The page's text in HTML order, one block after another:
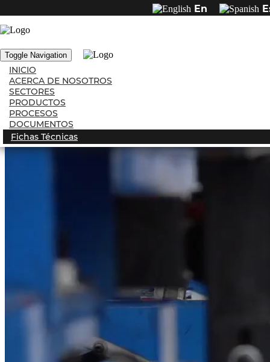
En
Toggle Navigation
INICIO
ACERCA DE NOSOTROS
SECTORES
PRODUCTOS
PROCESOS
DOCUMENTOS
Fichas Técnicas
Exco tubería y estructuras
metálicas